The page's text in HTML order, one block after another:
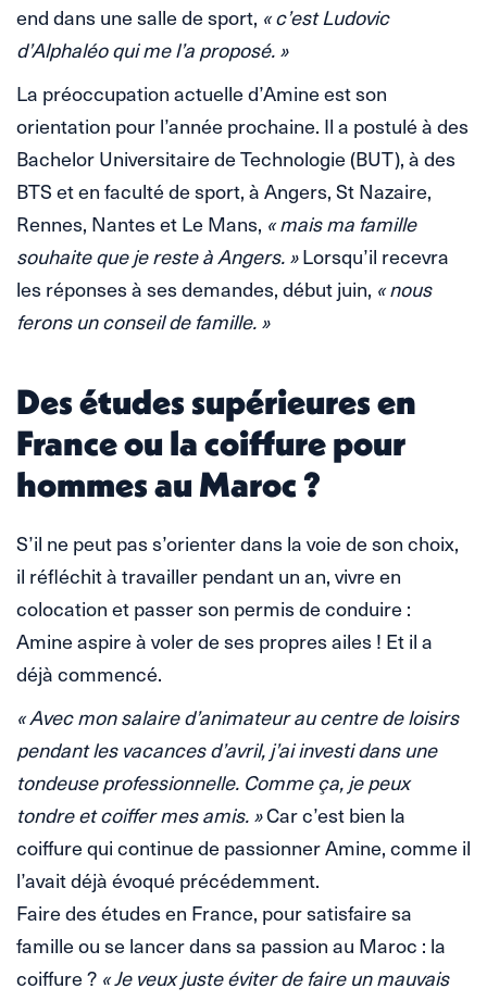
end dans une salle de sport, « c’est Ludovic
d’Alphaléo qui me l’a proposé. »
La préoccupation actuelle d’Amine est son
orientation pour l’année prochaine. Il a postulé à des
Bachelor Universitaire de Technologie (BUT), à des
BTS et en faculté de sport, à Angers, St Nazaire,
Rennes, Nantes et Le Mans, « mais ma famille
souhaite que je reste à Angers. »Lorsqu’il recevra
les réponses à ses demandes, début juin, « nous
ferons un conseil de famille. »
Des études supérieures en
France ou la coiffure pour
hommes au Maroc ?
S’il ne peut pas s’orienter dans la voie de son choix,
il réfléchit à travailler pendant un an, vivre en
colocation et passer son permis de conduire :
Amine aspire à voler de ses propres ailes ! Et il a
déjà commencé.
« Avec mon salaire d’animateur au centre de loisirs
pendant les vacances d’avril, j’ai investi dans une
tondeuse professionnelle. Comme ça, je peux
tondre et coiffer mes amis. »Car c’est bien la
coiffure qui continue de passionner Amine, comme il
l’avait déjà évoqué précédemment.
Faire des études en France, pour satisfaire sa
famille ou se lancer dans sa passion au Maroc : la
coiffure ? « Je veux juste éviter de faire un mauvais